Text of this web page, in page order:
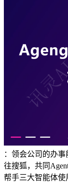
：领会公司的办
往搜狐，共同
帮手三大智能体使